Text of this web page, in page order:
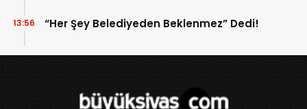
“Her Şey Belediyeden Beklenmez” Dedi!
13:56